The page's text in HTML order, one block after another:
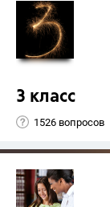
3 класс
1526 вопросов